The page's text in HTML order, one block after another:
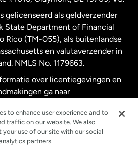
Staten Español
gelicenseerd als geldverzender
State Department of Financial
Rico (TM-055), als buitenlandse
en valutaverzender in
NMLS No. 1179663.
over licentiegevingen en
ga naar
to enhance user experience and to
traffic on our website. We also
use of our site with our social
partners.